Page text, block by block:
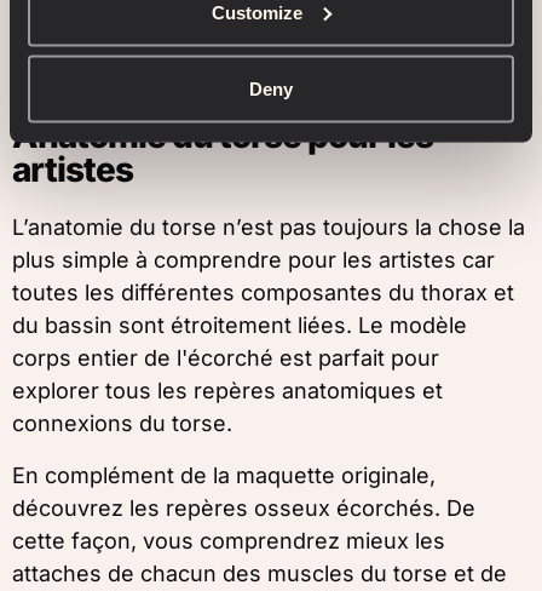
Customize
Deny
du tissu conjonctif à ses pieds – facilement
observables dans les modèles 3D séparés.
Anatomie du torse pour les
artistes
L’anatomie du torse n’est pas toujours la chose la
plus simple à comprendre pour les artistes car
toutes les différentes composantes du thorax et
du bassin sont étroitement liées. Le modèle
corps entier de l'écorché est parfait pour
explorer tous les repères anatomiques et
connexions du torse.
En complément de la maquette originale,
découvrez les repères osseux écorchés. De
cette façon, vous comprendrez mieux les
attaches de chacun des muscles du torse et de